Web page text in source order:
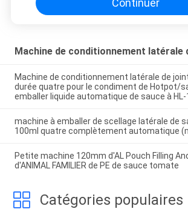
Continuer
Machine de conditionnement latérale
Machine de conditionnement latérale de
durée quatre pour le condiment de Hotpot/
emballer liquide automatique de sauce à HL-
machine à emballer de scellage latérale de
100ml quatre complètement automatique
Petite machine 120mm d'AL Pouch Filling
d'ANIMAL FAMILIER de PE de sauce tomate
Catégories populaires